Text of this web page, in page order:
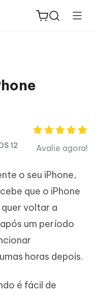
12 Avalie agora!
o seu iPhone,
que o iPhone
voltar a
um período
horas depois.
é fácil de